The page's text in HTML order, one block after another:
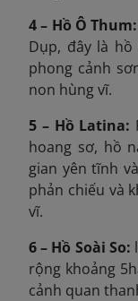
4 – Hồ Ô
Dụp, đây là
phong cảnh
non hùng vĩ.
5 – Hồ Latina:
hoang sơ, hồ
gian yên tĩnh
phản chiếu và
vĩ.
6 – Hồ Soài So:
rộng khoảng
cảnh quan